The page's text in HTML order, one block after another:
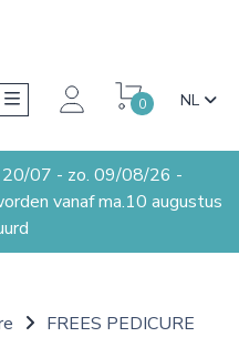
0 NL
20/07 - zo. 09/08/26 -
vanaf ma.10 augustus
FREES PEDICURE